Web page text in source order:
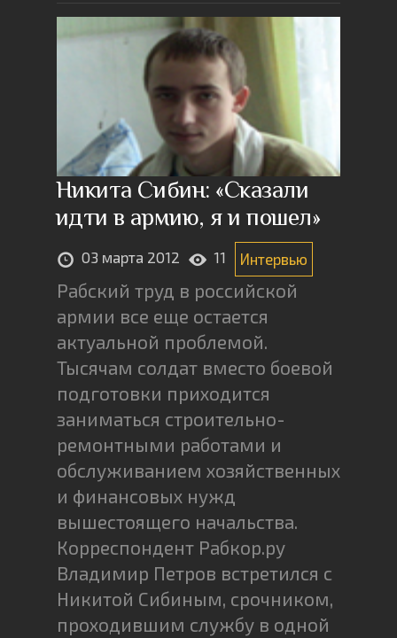
Никита Сибин: «Cказали
идти в армию, я и пошел»
03 марта 2012 11 Интервью
Рабский труд в российской
армии все еще остается
актуальной проблемой.
Тысячам солдат вместо боевой
подготовки приходится
заниматься строительно-
ремонтными работами и
обслуживанием хозяйственных
и финансовых нужд
вышестоящего начальства.
Корреспондент Рабкор.ру
Владимир Петров встретился с
Никитой Сибиным, срочником,
проходившим службу в одной